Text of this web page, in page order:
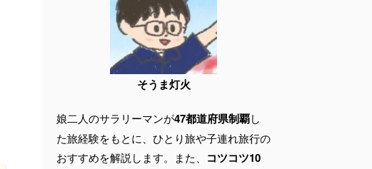
そうま灯火
娘二人のサラリーマンが47都道府県制覇し
た旅経験をもとに、ひとり旅や子連れ旅行の
おすすめを解説します。また、 コツコツ10